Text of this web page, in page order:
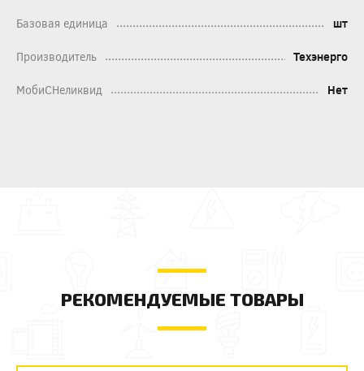
Базовая единица шт
Производитель Техэнерго
МобиСНеликвид Нет
РЕКОМЕНДУЕМЫЕ ТОВАРЫ